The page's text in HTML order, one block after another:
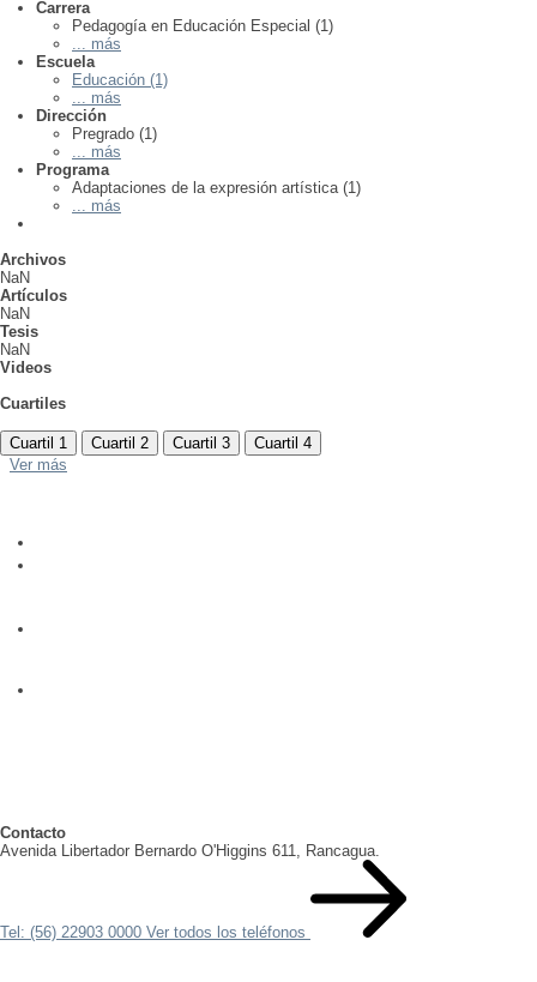
Carrera
Pedagogía en Educación Especial (1)
... más
Escuela
Educación (1)
... más
Dirección
Pregrado (1)
... más
Programa
Adaptaciones de la expresión artística (1)
... más
Archivos
NaN
Artículos
NaN
Tesis
NaN
Videos
Cuartiles
Cuartil 1 Cuartil 2 Cuartil 3
Cuartil 4
Ver más
Contacto
Avenida Libertador Bernardo O'Higgins 611, Rancagua.
Tel: (56) 22903 0000 Ver todos los teléfonos